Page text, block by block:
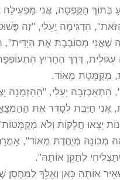
בְּתוֹךְ הַקֻּפְסָה, אֲנִי מַפְעִילָה
הִדְגִּימָה יַעֵלִי, "זֶה
שֶׁאֲנִי מְסוֹבֶבֶת אֶת הַיָּדִית",
עִגּוּלִית, דֶּרֶךְ הֶחָרִיץ
מְקֻמֶּטֶת מְאוֹד.
הִתְאַכְזְבָה יַעֵלִי, "הַהַזְמָנָה
אֲנִי חַיֶּבֶת לְסַדֵּר אֶת
יֵצְאוּ חֲלָקוֹת וְלֹא
מְכוֹנָהּ מְיֻחֶדֶת מְאוֹד",
לְתַקֵּן אוֹתָהּ".
אוֹתָהּ כָּאן וְאֵלֵךְ לַמַּחְסָן